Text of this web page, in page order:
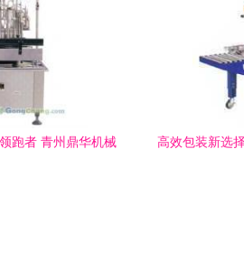
跑者 青州鼎华机械
高效包装新选